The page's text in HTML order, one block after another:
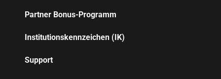
Partner Bonus-Programm
Institutionskennzeichen (IK)
Support